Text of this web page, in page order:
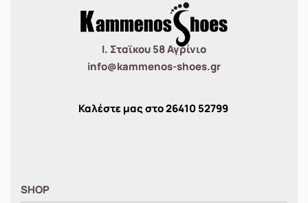
Ι. Σταϊκου 58 Αγρίνιο
info@kammenos-shoes.gr
Καλέστε μας στο26410 52799
SHOP